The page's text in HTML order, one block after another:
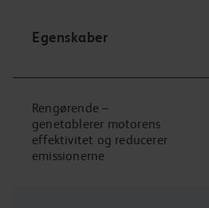
Egenskaber
Rengørende –
genetablerer motorens
effektivitet og reducerer
emissionerne